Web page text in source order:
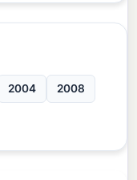
2004 2008